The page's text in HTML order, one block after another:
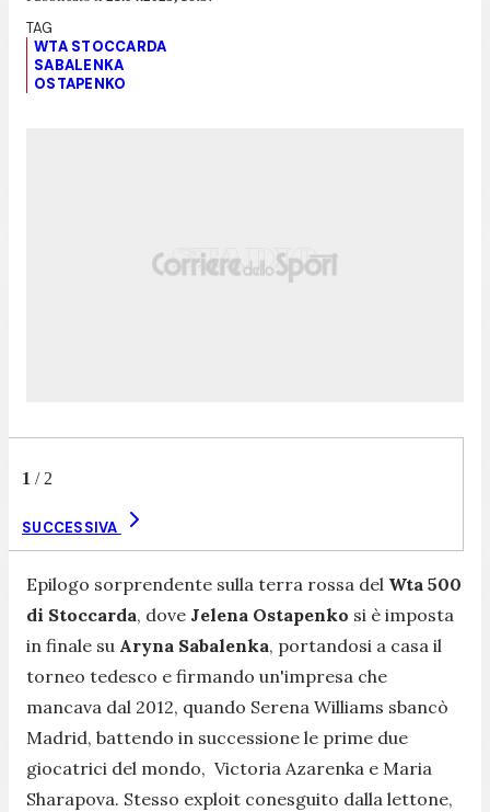
WTA STOCCARDA
SABALENKA
OSTAPENKO
1 / 2
SUCCESSIVA
Epilogo sorprendente sulla terra rossa del Wta 500
di Stoccarda, dove Jelena Ostapenko si è imposta
in finale su Aryna Sabalenka, portandosi a casa il
torneo tedesco e firmando un'impresa che
mancava dal 2012, quando Serena Williams sbancò
Madrid, battendo in successione le prime due
giocatrici del mondo, Victoria Azarenka e Maria
Sharapova. Stesso exploit conesguito dalla lettone,